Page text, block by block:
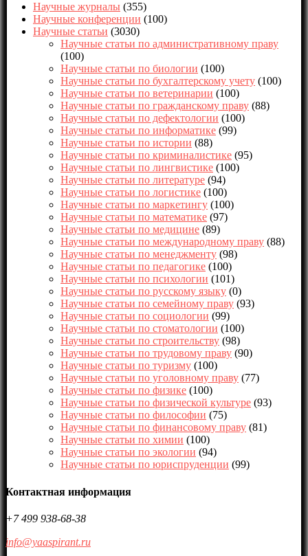
Научные журналы (355)
Научные конференции (100)
Научные статьи (3030)
Научные статьи по административному праву
(100)
Научные статьи по биологии (100)
Научные статьи по бухгалтерскому учету (100)
Научные статьи по ветеринарии (100)
Научные статьи по гражданскому праву (88)
Научные статьи по дефектологии (100)
Научные статьи по информатике (99)
Научные статьи по истории (88)
Научные статьи по криминалистике (95)
Научные статьи по лингвистике (100)
Научные статьи по литературе (94)
Научные статьи по логистике (100)
Научные статьи по маркетингу (100)
Научные статьи по математике (97)
Научные статьи по медицине (89)
Научные статьи по международному праву (88)
Научные статьи по менеджменту (98)
Научные статьи по педагогике (100)
Научные статьи по психологии (101)
Научные статьи по русскому языку (0)
Научные статьи по семейному праву (93)
Научные статьи по социологии (99)
Научные статьи по стоматологии (100)
Научные статьи по строительству (98)
Научные статьи по трудовому праву (90)
Научные статьи по туризму (100)
Научные статьи по уголовному праву (77)
Научные статьи по физике (100)
Научные статьи по физической культуре (93)
Научные статьи по философии (75)
Научные статьи по финансовому праву (81)
Научные статьи по химии (100)
Научные статьи по экологии (94)
Научные статьи по юриспруденции (99)
Контактная информация
+7 499 938-68-38
info@yaaspirant.ru